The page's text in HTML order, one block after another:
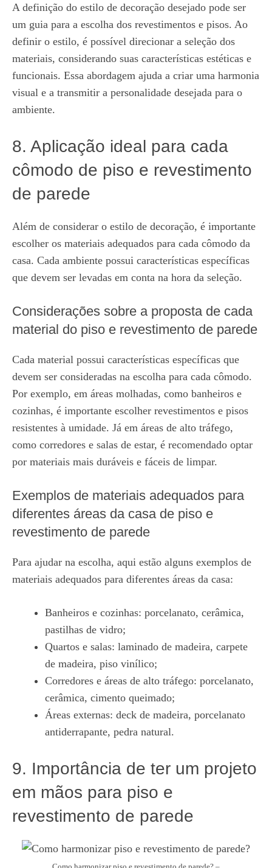
A definição do estilo de decoração desejado pode ser
um guia para a escolha dos revestimentos e pisos. Ao
definir o estilo, é possível direcionar a seleção dos
materiais, considerando suas características estéticas e
funcionais. Essa abordagem ajuda a criar uma harmonia
visual e a transmitir a personalidade desejada para o
ambiente.
8. Aplicação ideal para cada
cômodo de piso e revestimento
de parede
Além de considerar o estilo de decoração, é importante
escolher os materiais adequados para cada cômodo da
casa. Cada ambiente possui características específicas
que devem ser levadas em conta na hora da seleção.
Considerações sobre a proposta de cada
material do piso e revestimento de parede
Cada material possui características específicas que
devem ser consideradas na escolha para cada cômodo.
Por exemplo, em áreas molhadas, como banheiros e
cozinhas, é importante escolher revestimentos e pisos
resistentes à umidade. Já em áreas de alto tráfego,
como corredores e salas de estar, é recomendado optar
por materiais mais duráveis e fáceis de limpar.
Exemplos de materiais adequados para
diferentes áreas da casa de piso e
revestimento de parede
Para ajudar na escolha, aqui estão alguns exemplos de
materiais adequados para diferentes áreas da casa:
Banheiros e cozinhas: porcelanato, cerâmica,
pastilhas de vidro;
Quartos e salas: laminado de madeira, carpete
de madeira, piso vinílico;
Corredores e áreas de alto tráfego: porcelanato,
cerâmica, cimento queimado;
Áreas externas: deck de madeira, porcelanato
antiderrapante, pedra natural.
9. Importância de ter um projeto
em mãos para piso e
revestimento de parede